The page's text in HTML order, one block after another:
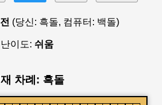
(당신: 흑돌, 컴퓨터: 백돌)
난이도: 쉬움
차례: 흑돌